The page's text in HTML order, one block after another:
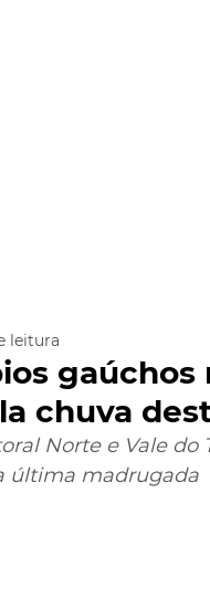
chuva
leitura
Norte e Vale
última madrugada